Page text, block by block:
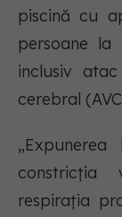
piscină cu
persoane
inclusiv
cerebral
constricția
respirația